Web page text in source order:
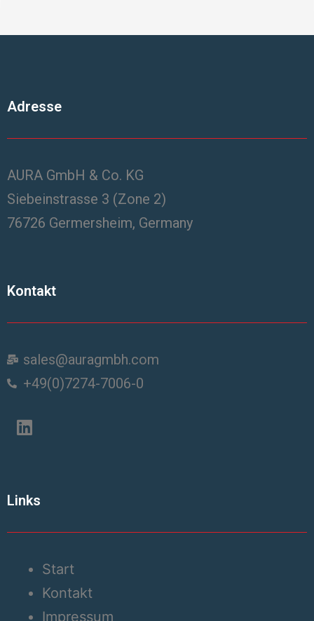
Adresse
AURA GmbH & Co. KG
Siebeinstrasse 3 (Zone 2)
76726 Germersheim, Germany
Kontakt
sales@auragmbh.com
+49(0)7274-7006-0
Links
Start
Kontakt
Impressum